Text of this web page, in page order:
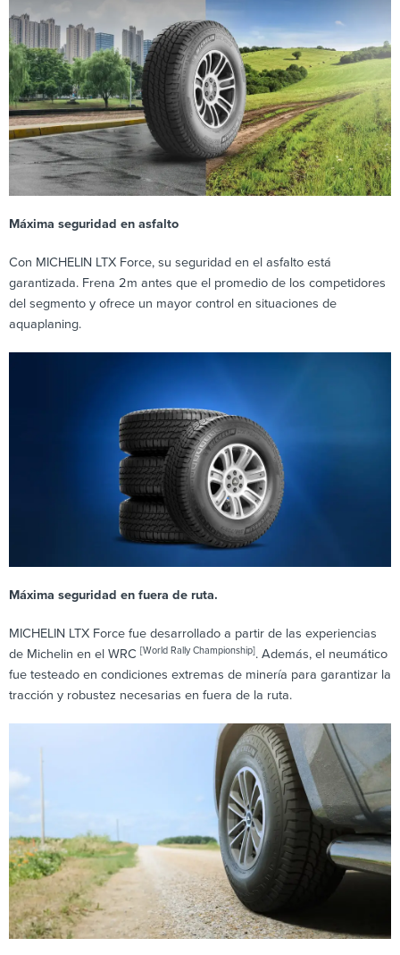
Máxima seguridad en asfalto
Con MICHELIN LTX Force, su seguridad en el asfalto está
garantizada. Frena 2m antes que el promedio de los competidores
del segmento y ofrece un mayor control en situaciones de
aquaplaning.
Máxima seguridad en fuera de ruta.
MICHELIN LTX Force fue desarrollado a partir de las experiencias
de Michelin en el WRC [World Rally Championship]. Además, el neumático
fue testeado en condiciones extremas de minería para garantizar la
tracción y robustez necesarias en fuera de la ruta.